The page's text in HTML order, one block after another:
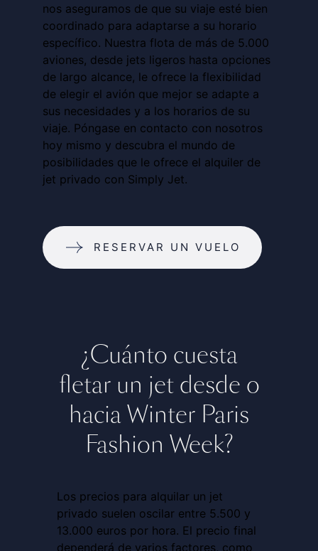
nos aseguramos de que su viaje esté bien
coordinado para adaptarse a su horario
específico. Nuestra flota de más de 5.000
aviones, desde jets ligeros hasta opciones
de largo alcance, le ofrece la flexibilidad
de elegir el avión que mejor se adapte a
sus necesidades y a los horarios de su
viaje. Póngase en contacto con nosotros
hoy mismo y descubra el mundo de
posibilidades que le ofrece el alquiler de
jet privado con Simply Jet.
RESERVAR UN VUELO
¿Cuánto cuesta
fletar un jet desde o
hacia Winter Paris
Fashion Week?
Los precios para alquilar un jet
privado suelen oscilar entre 5.500 y
13.000 euros por hora. El precio final
dependerá de varios factores, como